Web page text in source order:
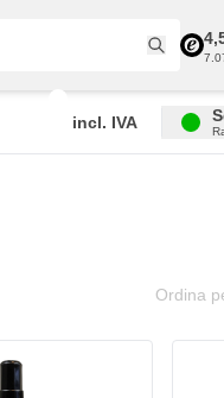
incl. IVA
Ordina